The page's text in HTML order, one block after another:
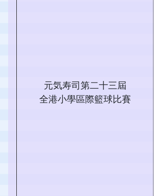
元気寿司第二十三屆
全港小學區際籃球比賽